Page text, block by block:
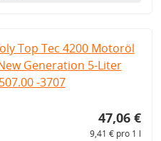
Top Tec 4200 Motoröl
Generation 5-Liter
-3707
47,06 €
9,41 € pro 1 l